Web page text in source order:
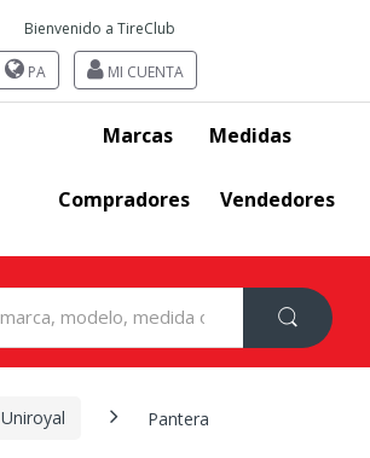
Bienvenido a TireClub
PA MI CUENTA
Marcas Medidas
Compradores Vendedores
Uniroyal Pantera